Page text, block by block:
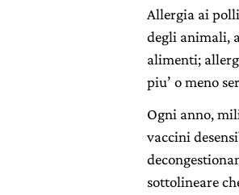
Allergia ai
degli animali,
alimenti;
piu’ o meno
Ogni anno,
vaccini
sottolineare